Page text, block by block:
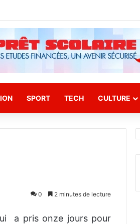
SPORT TECH CULTURE
0 2 minutes de lecture
a pris onze jours pour